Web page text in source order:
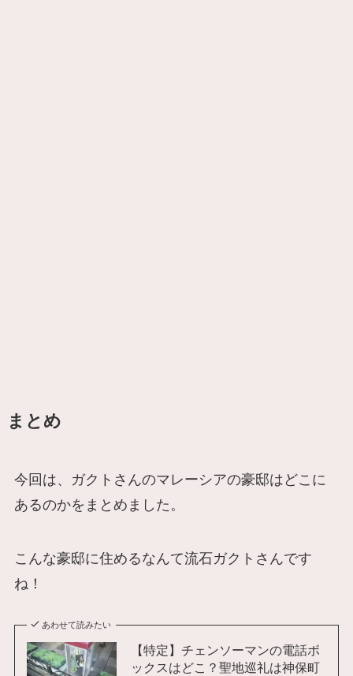
まとめ
今回は、ガクトさんのマレーシアの豪邸はどこに
あるのかをまとめました。
こんな豪邸に住めるなんて流石ガクトさんです
ね！
あわせて読みたい
【特定】チェンソーマンの電話ボ
ックスはどこ？聖地巡礼は神保町